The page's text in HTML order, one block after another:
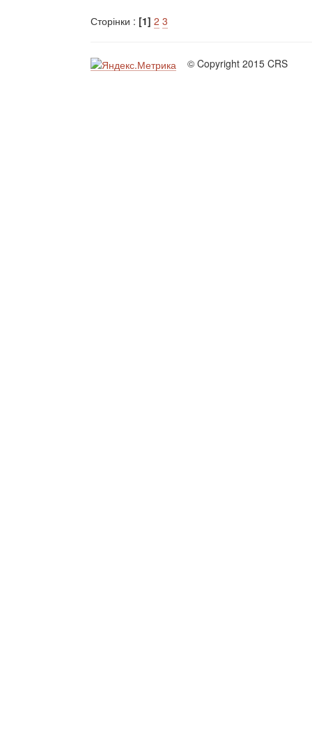
Сторінки : [1] 2 3
© Copyright 2015 CRS